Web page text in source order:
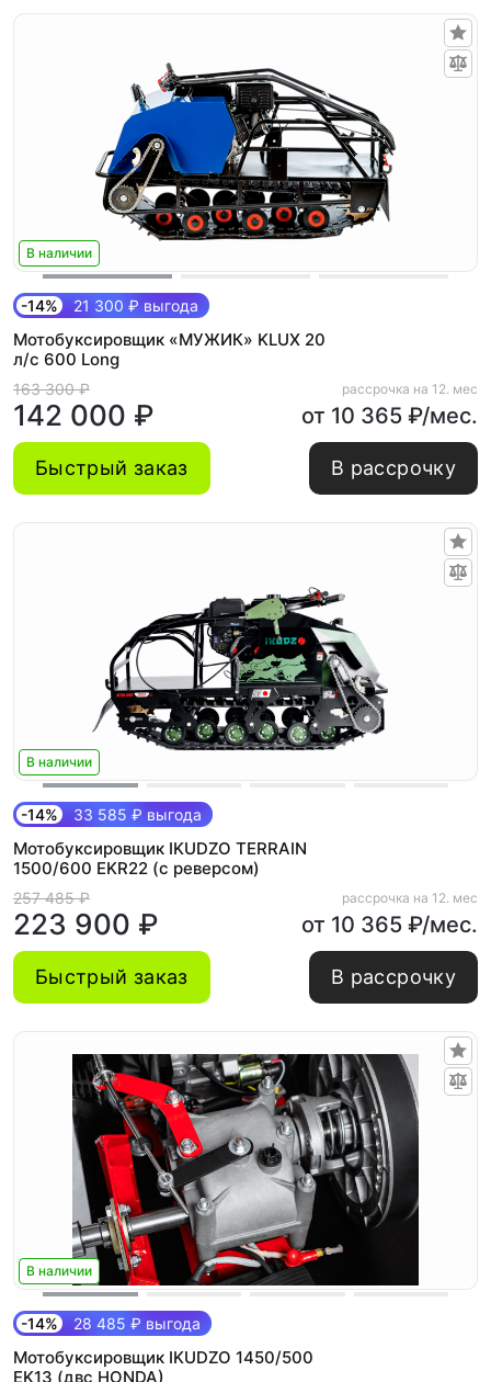
В наличии
-14% 21 300 ₽ выгода
Мотобуксировщик «МУЖИК» KLUX 20
л/с 600 Long
163 300 ₽
142 000 ₽
рассрочка на 12. мес
от 10 365 ₽/мес.
Быстрый заказ В рассрочку
В наличии
-14% 33 585 ₽ выгода
Мотобуксировщик IKUDZO TERRAIN
1500/600 EKR22 (с реверсом)
257 485 ₽
223 900 ₽
рассрочка на 12. мес
от 10 365 ₽/мес.
Быстрый заказ В рассрочку
В наличии
-14% 28 485 ₽ выгода
Мотобуксировщик IKUDZO 1450/500
EK13 (двс HONDA)